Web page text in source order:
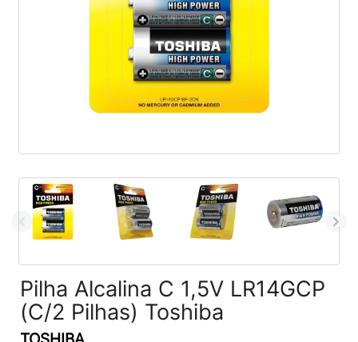
Pilha Alcalina C 1,5V LR14GCP
(C/2 Pilhas) Toshiba